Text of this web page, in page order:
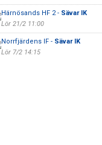
Härnösands HF 2 - Sävar IK
Lör 21/2 11:00
Norrfjärdens IF - Sävar IK
Lör 7/2 14:15